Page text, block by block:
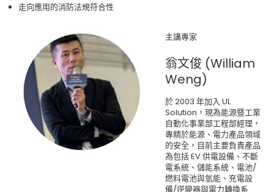
走向應用的消防法規符合性
主講專家
翁文俊 (William
Weng)
於 2003 年加入 UL
Solution，現為能源暨工業
自動化事業部工程部經理，
專精於能源、電力產品領域
的安全，目前主要負責產品
為包括 EV 供電設備、不斷
電系統、儲能系統、電池/
燃料電池與氫能、充電設
備/逆變器與電力轉換系